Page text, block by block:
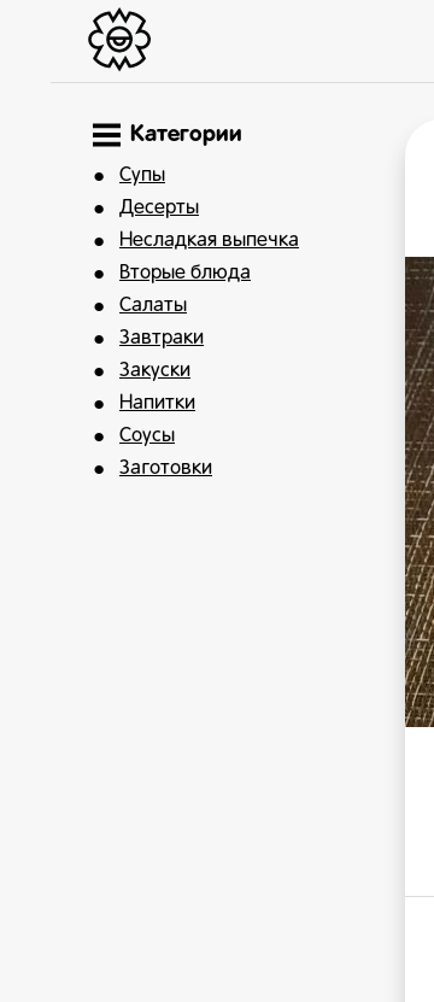
Категории
Супы
Десерты
Несладкая выпечка
Вторые блюда
Салаты
Завтраки
Закуски
Напитки
Соусы
Заготовки